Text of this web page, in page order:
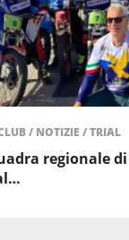
/ NOTIZIE /TRIAL
regionale